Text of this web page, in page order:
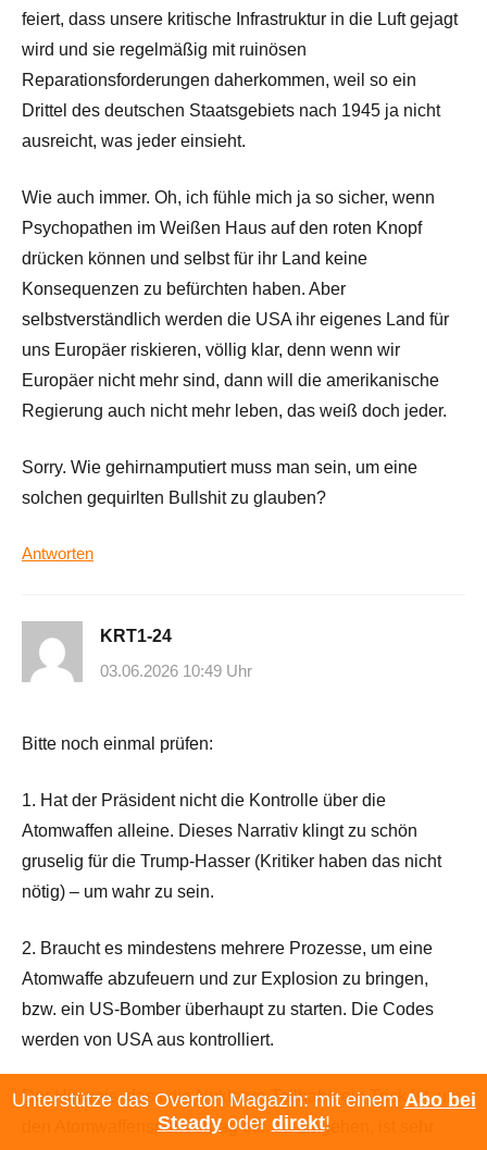
feiert, dass unsere kritische Infrastruktur in die Luft gejagt
wird und sie regelmäßig mit ruinösen
Reparationsforderungen daherkommen, weil so ein
Drittel des deutschen Staatsgebiets nach 1945 ja nicht
ausreicht, was jeder einsieht.
Wie auch immer. Oh, ich fühle mich ja so sicher, wenn
Psychopathen im Weißen Haus auf den roten Knopf
drücken können und selbst für ihr Land keine
Konsequenzen zu befürchten haben. Aber
selbstverständlich werden die USA ihr eigenes Land für
uns Europäer riskieren, völlig klar, denn wenn wir
Europäer nicht mehr sind, dann will die amerikanische
Regierung auch nicht mehr leben, das weiß doch jeder.
Sorry. Wie gehirnamputiert muss man sein, um eine
solchen gequirlten Bullshit zu glauben?
Antworten
KRT1-24
03.06.2026 10:49 Uhr
Bitte noch einmal prüfen:
1. Hat der Präsident nicht die Kontrolle über die
Atomwaffen alleine. Dieses Narrativ klingt zu schön
gruselig für die Trump-Hasser (Kritiker haben das nicht
nötig) – um wahr zu sein.
2. Braucht es mindestens mehrere Prozesse, um eine
Atomwaffe abzufeuern und zur Explosion zu bringen,
bzw. ein US-Bomber überhaupt zu starten. Die Codes
werden von USA aus kontrolliert.
Der Hinweis, dass die Nukleare Teilhabe ein Trick ist, um
den Atomwaffensperrvertrag etc. zu umgehen, ist sehr
Unterstütze das Overton Magazin: mit einem Abo bei
Steadyoder direkt!